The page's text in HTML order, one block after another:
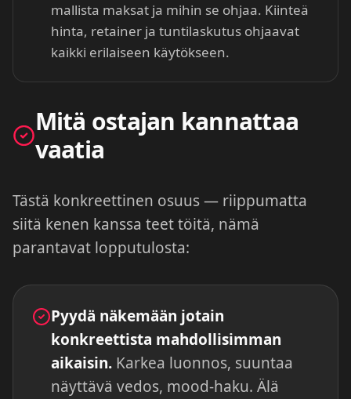
mallista maksat ja mihin se ohjaa. Kiinteä
hinta, retainer ja tuntilaskutus ohjaavat
kaikki erilaiseen käytökseen.
Mitä ostajan kannattaa
vaatia
Tästä konkreettinen osuus — riippumatta
siitä kenen kanssa teet töitä, nämä
parantavat lopputulosta:
Pyydä näkemään jotain
konkreettista mahdollisimman
aikaisin. Karkea luonnos, suuntaa
näyttävä vedos, mood-haku. Älä